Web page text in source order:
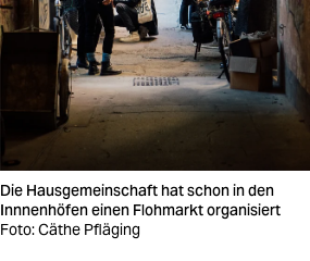
Die Hausgemeinschaft hat schon in den
Innnenhöfen einen Flohmarkt organisiert
Foto: Cäthe Pfläging